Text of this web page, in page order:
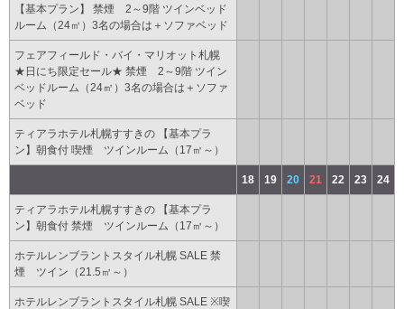
【基本プラン】 禁煙 2～9階 ツインベッド
ルーム（24㎡）3名の場合は＋ソファベッド
フェアフィールド・バイ・マリオット札幌
★日にち限定セール★ 禁煙 2～9階 ツイン
ベッドルーム（24㎡）3名の場合は＋ソファ
ベッド
ティアラホテル札幌すすきの 【基本プラ
ン】朝食付 喫煙 ツインルーム（17㎡～）
18 19 20 21 22 23 24
ティアラホテル札幌すすきの 【基本プラ
ン】朝食付 禁煙 ツインルーム（17㎡～）
ホテルレンブラントスタイル札幌 SALE 禁
煙 ツイン（21.5㎡～）
ホテルレンブラントスタイル札幌 SALE ※喫